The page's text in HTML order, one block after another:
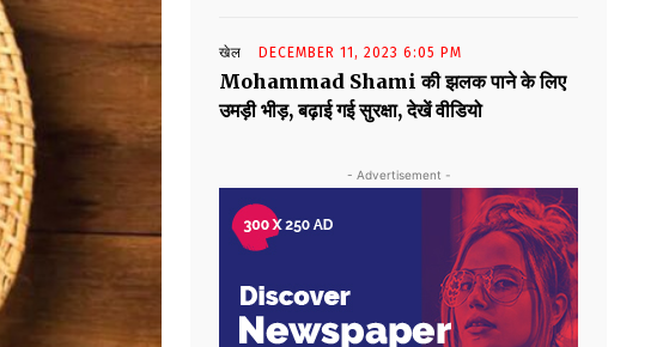
खेल DECEMBER 11, 2023 6:05 PM
Mohammad Shami की झलक पाने के लिए
उमड़ी भीड़, बढ़ाई गई सुरक्षा, देखें वीडियो
- Advertisement -